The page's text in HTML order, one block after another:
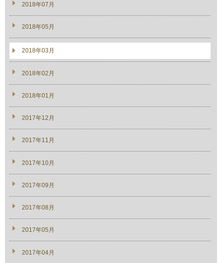
2018年07月
2018年05月
2018年03月
2018年02月
2018年01月
2017年12月
2017年11月
2017年10月
2017年09月
2017年08月
2017年05月
2017年04月